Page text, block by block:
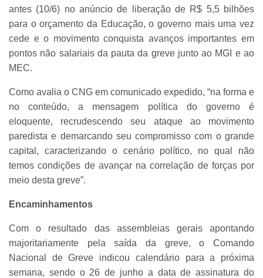
antes (10/6) no anúncio de liberação de R$ 5,5 bilhões
para o orçamento da Educação, o governo mais uma vez
cede e o movimento conquista avanços importantes em
pontos não salariais da pauta da greve junto ao MGI e ao
MEC.
Como avalia o CNG em comunicado expedido, “na forma e
no conteúdo, a mensagem política do governo é
eloquente, recrudescendo seu ataque ao movimento
paredista e demarcando seu compromisso com o grande
capital, caracterizando o cenário político, no qual não
temos condições de avançar na correlação de forças por
meio desta greve”.
Encaminhamentos
Com o resultado das assembleias gerais apontando
majoritariamente pela saída da greve, o Comando
Nacional de Greve indicou calendário para a próxima
semana, sendo o 26 de junho a data de assinatura do